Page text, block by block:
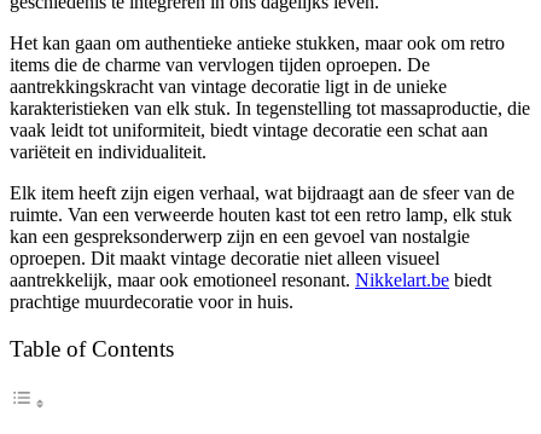
Het kan gaan om authentieke antieke stukken, maar ook om retro
items die de charme van vervlogen tijden oproepen. De
aantrekkingskracht van vintage decoratie ligt in de unieke
karakteristieken van elk stuk. In tegenstelling tot massaproductie, die
vaak leidt tot uniformiteit, biedt vintage decoratie een schat aan
variëteit en individualiteit.
Elk item heeft zijn eigen verhaal, wat bijdraagt aan de sfeer van de
ruimte. Van een verweerde houten kast tot een retro lamp, elk stuk
kan een gespreksonderwerp zijn en een gevoel van nostalgie
oproepen. Dit maakt vintage decoratie niet alleen visueel
aantrekkelijk, maar ook emotioneel resonant. Nikkelart.be biedt
prachtige muurdecoratie voor in huis.
Table of Contents